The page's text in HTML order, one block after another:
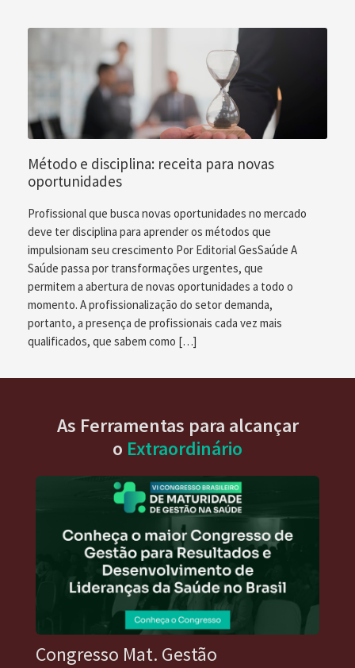
Método e disciplina: receita para novas
oportunidades
Profissional que busca novas oportunidades no mercado
deve ter disciplina para aprender os métodos que
impulsionam seu crescimento Por Editorial GesSaúde A
Saúde passa por transformações urgentes, que
permitem a abertura de novas oportunidades a todo o
momento. A profissionalização do setor demanda,
portanto, a presença de profissionais cada vez mais
qualificados, que sabem como […]
As Ferramentas para alcançar
o Extraordinário
Congresso Mat. Gestão